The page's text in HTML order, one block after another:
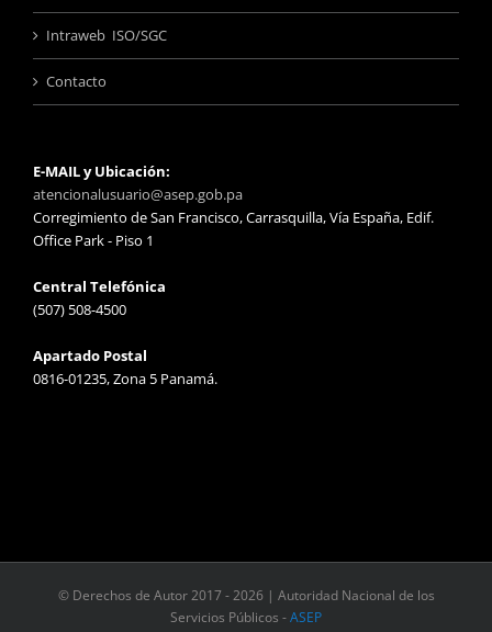
Intraweb ISO/SGC
Contacto
E-MAIL y Ubicación:
atencionalusuario@asep.gob.pa
Corregimiento de San Francisco, Carrasquilla, Vía España, Edif.
Office Park - Piso 1
Central Telefónica
(507) 508-4500
Apartado Postal
0816-01235, Zona 5 Panamá.
© Derechos de Autor 2017 -2026 | Autoridad Nacional de los
Servicios Públicos -ASEP